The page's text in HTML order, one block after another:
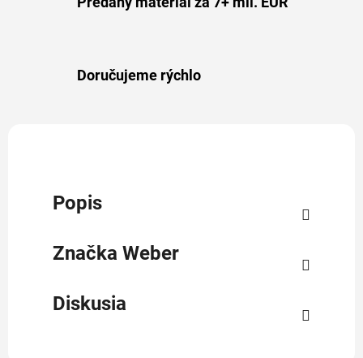
Doručujeme rýchlo
Popis
Značka Weber
Diskusia